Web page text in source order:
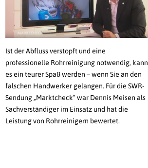
Ist der Abfluss verstopft und eine
professionelle Rohrreinigung notwendig, kann
es ein teurer Spaß werden – wenn Sie an den
falschen Handwerker gelangen. Für die SWR-
Sendung „Marktcheck“ war Dennis Meisen als
Sachverständiger im Einsatz und hat die
Leistung von Rohrreinigern bewertet.